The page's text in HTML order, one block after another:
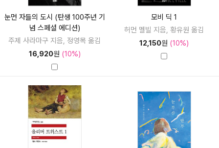
눈먼 자들의 도시 (탄생 100주년 기
념 스페셜 에디션)
주제 사라마구 지음, 정영목 옮김
16,920원 (10%)
모비 딕 1
허먼 멜빌 지음, 황유원 옮김
12,150원 (10%)